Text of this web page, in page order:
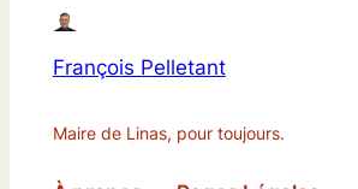
François Pelletant
Maire de Linas, pour toujours.